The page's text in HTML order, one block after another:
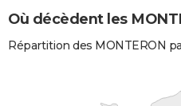
Où décèdent les
Répartition des MONTERON